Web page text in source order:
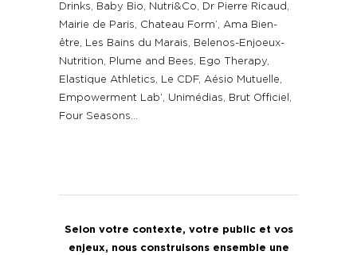
Drinks, Baby Bio, Nutri&Co, Dr Pierre Ricaud,
Mairie de Paris, Chateau Form’, Ama Bien-
être, Les Bains du Marais, Belenos-Enjoeux-
Nutrition, Plume and Bees, Ego Therapy,
Elastique Athletics, Le CDF, Aésio Mutuelle,
Empowerment Lab’, Unimédias, Brut Officiel,
Four Seasons…
Selon votre contexte, votre public et vos
enjeux, nous construisons ensemble une